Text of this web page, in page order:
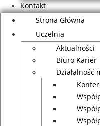
Kontakt
Strona Główna
Uczelnia
Aktualności
Biuro Karier
Działalność